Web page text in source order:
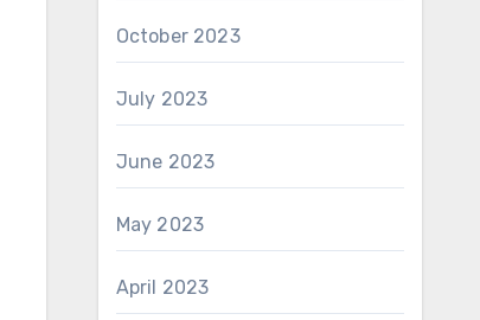
October 2023
July 2023
June 2023
May 2023
April 2023